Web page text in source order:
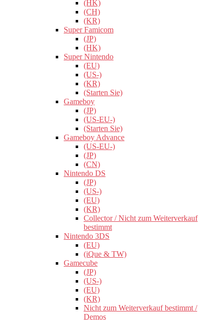
(HK)
(CH)
(KR)
Super Famicom
(JP)
(HK)
Super Nintendo
(EU)
(US-)
(KR)
(Starten Sie)
Gameboy
(JP)
(US-EU-)
(Starten Sie)
Gameboy Advance
(US-EU-)
(JP)
(CN)
Nintendo DS
(JP)
(US-)
(EU)
(KR)
Collector / Nicht zum Weiterverkauf
bestimmt
Nintendo 3DS
(EU)
(iQue & TW)
Gamecube
(JP)
(US-)
(EU)
(KR)
Nicht zum Weiterverkauf bestimmt /
Demos